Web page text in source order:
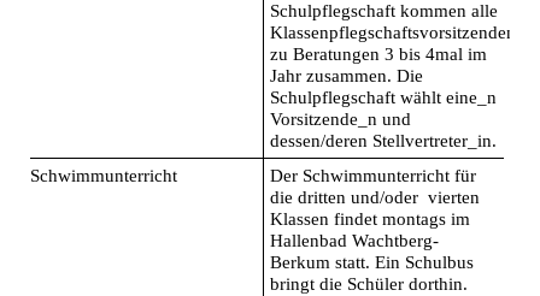
Schulpflegschaft kommen alle
Klassenpflegschaftsvorsitzenden
zu Beratungen 3 bis 4mal im
Jahr zusammen. Die
Schulpflegschaft wählt eine_n
Vorsitzende_n und
dessen/deren Stellvertreter_in.
Schwimmunterricht
Der Schwimmunterricht für
die dritten und/oder vierten
Klassen findet montags im
Hallenbad Wachtberg-
Berkum statt. Ein Schulbus
bringt die Schüler dorthin.